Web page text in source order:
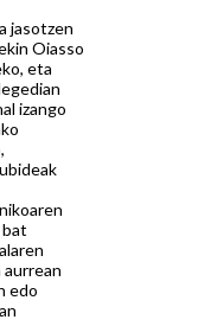
jasotzen
Oiasso
eta
izango
edo